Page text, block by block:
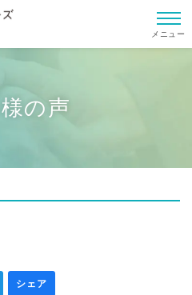
メニュー
の声
シェア